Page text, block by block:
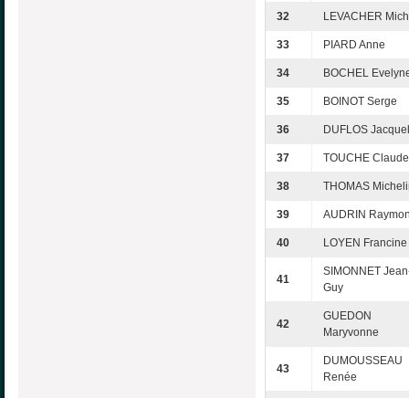
32 LEVACHER
33 PIARD Anne
34 BOCHEL
35 BOINOT Serge
36 DUFLOS
37 TOUCHE Claude
38 THOMAS
39 AUDRIN
40 LOYEN Francine
41
SIMONNET
Guy
42
GUEDON
Maryvonne
43
DUMOUSSEAU
Renée